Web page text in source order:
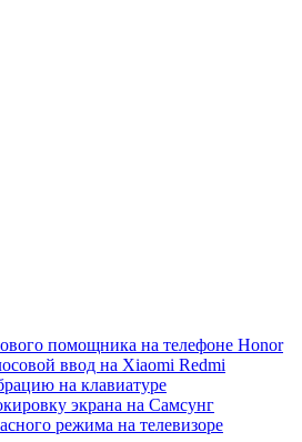
помощника на телефоне Honor
ввод на Xiaomi Redmi
на клавиатуре
экрана на Самсунг
режима на телевизоре